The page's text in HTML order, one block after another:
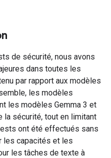
de sécurité, nous avons
dans toutes les
par rapport aux modèles
les modèles
les modèles Gemma 3 et
la sécurité, tout en limitant
ont été effectués sans
les capacités et les
les tâches de texte à